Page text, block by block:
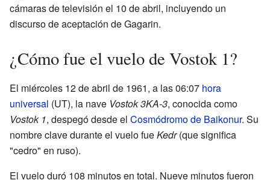
cámaras de televisión el 10 de abril, incluyendo un
discurso de aceptación de Gagarin.
¿Cómo fue el vuelo de Vostok 1?
El miércoles 12 de abril de 1961, a las 06:07 hora
universal (UT), la nave Vostok 3KA-3, conocida como
Vostok 1, despegó desde el Cosmódromo de Baikonur. Su
nombre clave durante el vuelo fueKedr(que significa
"cedro" en ruso).
El vuelo duró 108 minutos en total. Nueve minutos fueron